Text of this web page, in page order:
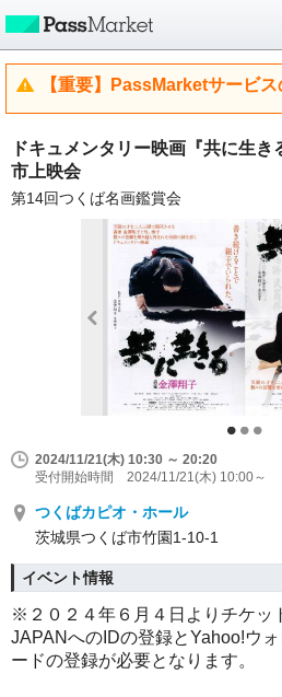
【重要】PassMarketサービ
ドキュメンタリー映画『共に生
市上映会
第14回つくば名画鑑賞会
2024/11/21(木) 10:30 ～ 20:20
受付開始時間 2024/11/21(木) 10:00～
つくばカピオ・ホール
茨城県つくば市竹園1-10-1
イベント情報
※２０２４年６月４日よりチケッ
JAPANへのIDの登録とYahoo!ウ
ードの登録が必要となります。